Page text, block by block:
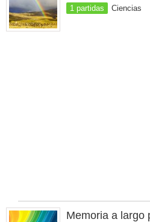
1 partidas Ciencias
Memoria a largo